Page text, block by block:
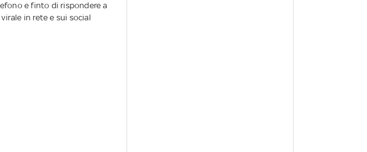
e finto di rispondere a
in rete e sui social